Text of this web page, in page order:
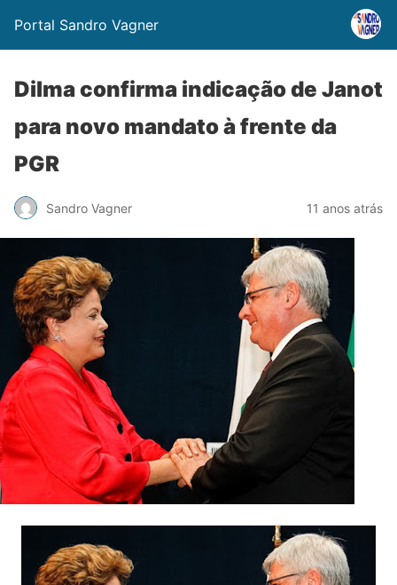
Portal Sandro Vagner
Dilma confirma indicação de Janot
para novo mandato à frente da
PGR
Sandro Vagner 11 anos atrás